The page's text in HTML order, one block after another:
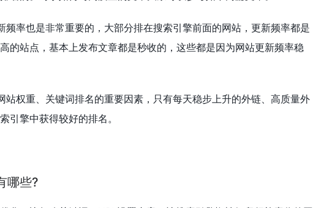
频率也是非常重要的，大部分排在搜索引擎前面的网站，更新频率都是
的站点，基本上发布文章都是秒收的，这些都是因为网站更新频率稳
站权重、关键词排名的重要因素，只有每天稳步上升的外链、高质量外
引擎中获得较好的排名。
哪些?